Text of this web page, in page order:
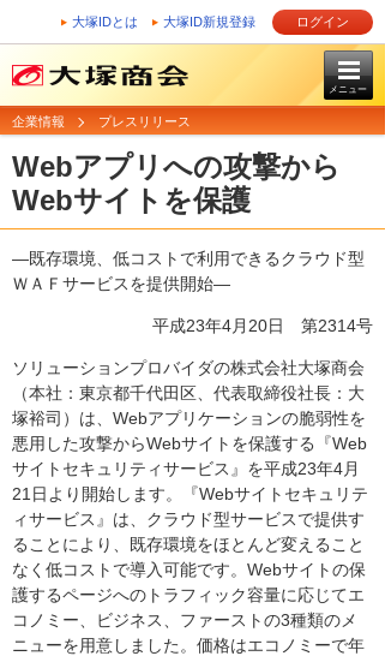
大塚IDとは 大塚ID新規登録 ログイン
メニュー
企業情報 プレスリリース
Webアプリへの攻撃から
Webサイトを保護
―既存環境、低コストで利用できるクラウド型
ＷＡＦサービスを提供開始―
平成23年4月20日 第2314号
ソリューションプロバイダの株式会社大塚商会
（本社：東京都千代田区、代表取締役社長：大
塚裕司）は、Webアプリケーションの脆弱性を
悪用した攻撃からWebサイトを保護する『Web
サイトセキュリティサービス』を平成23年4月
21日より開始します。『Webサイトセキュリテ
ィサービス』は、クラウド型サービスで提供す
ることにより、既存環境をほとんど変えること
なく低コストで導入可能です。Webサイトの保
護するページへのトラフィック容量に応じてエ
コノミー、ビジネス、ファーストの3種類のメ
ニューを用意しました。価格はエコノミーで年